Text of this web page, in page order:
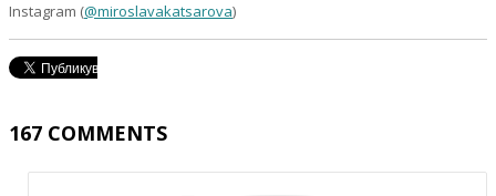
Instagram (@miroslavakatsarova)
167 COMMENTS